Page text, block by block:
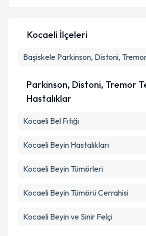
Metni'ni okudum ve kişisel
Kocaeli İlçeleri
Başiskele Parkinson, Distoni,
Parkinson, Distoni, Tremor
Hastalıklar
Kocaeli Bel Fıtığı
Kocaeli Beyin Hastalıkları
Kocaeli Beyin Tümörleri
Kocaeli Beyin Tümörü Cerrahisi
Kocaeli Beyin ve Sinir Felçi